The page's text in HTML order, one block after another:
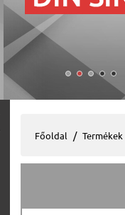
Főoldal Termékek